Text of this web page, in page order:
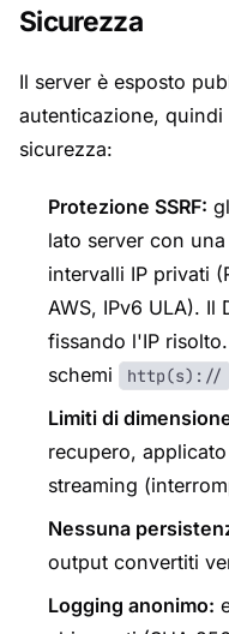
Sicurezza
Il server è esposto
autenticazione,
sicurezza:
Protezione SSRF:
lato server con
intervalli IP privati
AWS, IPv6 ULA). Il
fissando l'IP
schemi
http(s)://
Limiti di
recupero,
streaming
Nessuna
output convertiti
Logging anonimo: